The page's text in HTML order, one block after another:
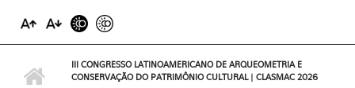
III CONGRESSO LATINOAMERICANO DE ARQUEOMETRIA E
CONSERVAÇÃO DO PATRIMÔNIO CULTURAL | CLASMAC 2026